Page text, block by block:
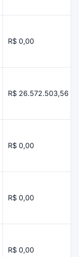
R$ 0,00
R$ 26.572.503,56
R$ 0,00
R$ 0,00
R$ 0,00